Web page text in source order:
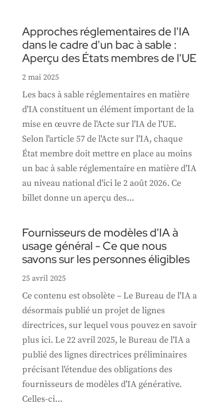
Approches réglementaires de l'IA
dans le cadre d'un bac à sable :
Aperçu des États membres de l'UE
2 mai 2025
Les bacs à sable réglementaires en matière
d'IA constituent un élément important de la
mise en œuvre de l'Acte sur l'IA de l'UE.
Selon l'article 57 de l'Acte sur l'IA, chaque
État membre doit mettre en place au moins
un bac à sable réglementaire en matière d'IA
au niveau national d'ici le 2 août 2026. Ce
billet donne un aperçu des...
Fournisseurs de modèles d'IA à
usage général - Ce que nous
savons sur les personnes éligibles
25 avril 2025
Ce contenu est obsolète – Le Bureau de l'IA a
désormais publié un projet de lignes
directrices, sur lequel vous pouvez en savoir
plus ici. Le 22 avril 2025, le Bureau de l'IA a
publié des lignes directrices préliminaires
précisant l'étendue des obligations des
fournisseurs de modèles d'IA générative.
Celles-ci...